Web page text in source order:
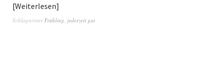
Weiterlesen
Schlagwörter Frühling jederzeit gut